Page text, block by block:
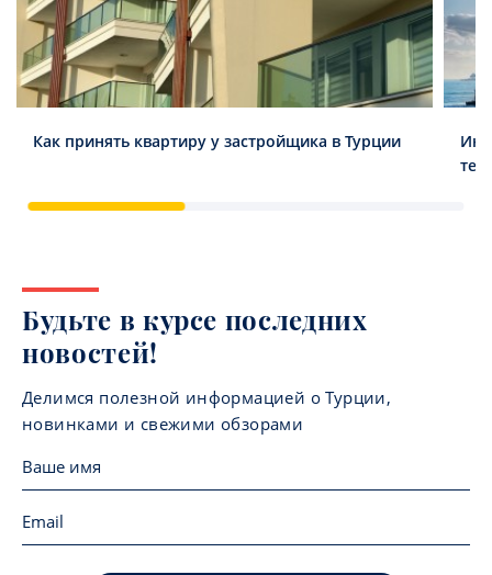
Как принять квартиру у застройщика в Турции
Будьте в курсе последних
новостей!
Делимся полезной информацией о Турции,
новинками и свежими обзорами